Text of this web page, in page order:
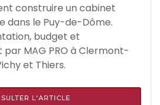
construire un cabinet
dans le Puy-de-Dôme.
budget et
MAG PRO à Clermont-
et Thiers.
L'ARTICLE